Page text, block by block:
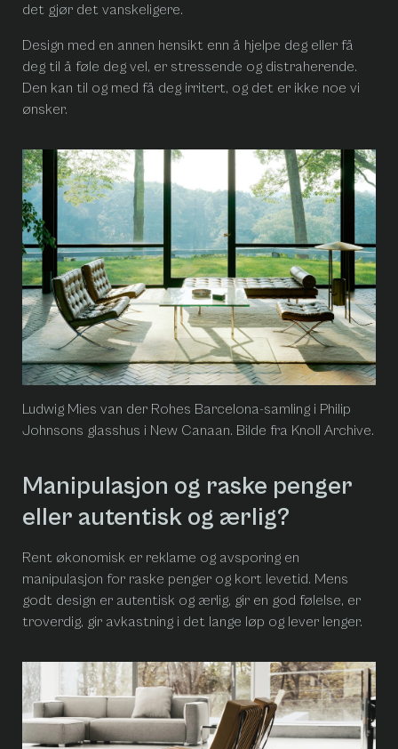
det gjør det vanskeligere.
Design med en annen hensikt enn å hjelpe deg eller få
deg til å føle deg vel, er stressende og distraherende.
Den kan til og med få deg irritert, og det er ikke noe vi
ønsker.
Ludwig Mies van der Rohes Barcelona-samling i Philip
Johnsons glasshus i New Canaan. Bilde fra Knoll Archive.
Manipulasjon og raske penger
eller autentisk og ærlig?
Rent økonomisk er reklame og avsporing en
manipulasjon for raske penger og kort levetid. Mens
godt design er autentisk og ærlig, gir en god følelse, er
troverdig, gir avkastning i det lange løp og lever lenger.